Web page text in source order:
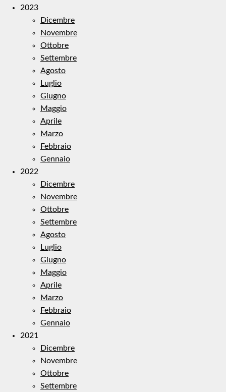
2023
Dicembre
Novembre
Ottobre
Settembre
Agosto
Luglio
Giugno
Maggio
Aprile
Marzo
Febbraio
Gennaio
2022
Dicembre
Novembre
Ottobre
Settembre
Agosto
Luglio
Giugno
Maggio
Aprile
Marzo
Febbraio
Gennaio
2021
Dicembre
Novembre
Ottobre
Settembre